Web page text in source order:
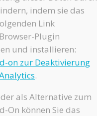
indem sie das
Link
Plugin
und installieren:
on zur Deaktivierung
.
als Alternative zum
On können Sie das